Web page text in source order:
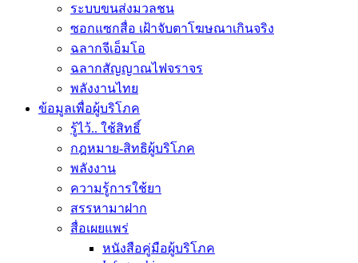
ระบบขนส่งมวลชน
ซอกแซกสื่อ เฝ้าจับตาโฆษณาเกินจริง
ฉลากจีเอ็มโอ
ฉลากสัญญาณไฟจราจร
พลังงานไทย
ข้อมูลเพื่อผู้บริโภค
รู้ไว้.. ใช้สิทธิ์
กฎหมาย-สิทธิผู้บริโภค
พลังงาน
ความรู้การใช้ยา
สรรหามาฝาก
สื่อเผยแพร่
หนังสือคู่มือผู้บริโภค